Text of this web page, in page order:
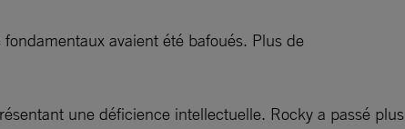
avaient été bafoués. Plus de
une déficience intellectuelle. Rocky a passé plus